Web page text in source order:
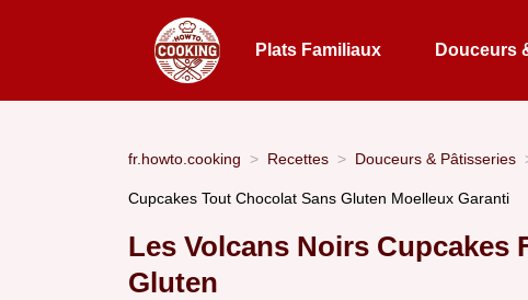
Plats Familiaux Douceurs
fr.howto.cooking Recettes Douceurs & Pâtisseries
Cupcakes Tout Chocolat Sans Gluten Moelleux Garanti
Les Volcans Noirs Cupcakes
Gluten